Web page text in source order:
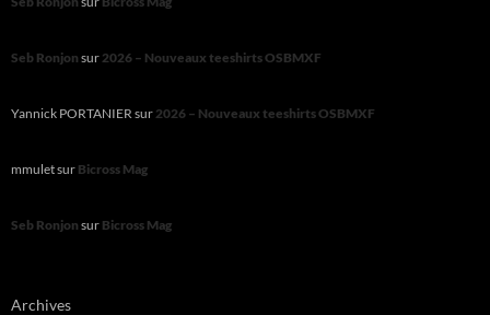
Seb Ronjon sur2026 – Nouveaux teeshirts OSBMXF
Yannick PORTANIERsur2026 – Nouveaux teeshirts OSBMXF
mmuletsur Bicross Mag
Seb Ronjon sur Bicross Mag
Archives